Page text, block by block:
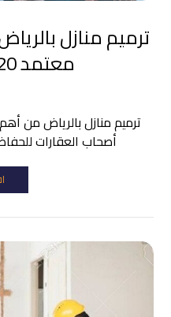
ترميم منازل
معتمد 0593656420
ترميم منازل بالرياض من
أصحاب العقارات